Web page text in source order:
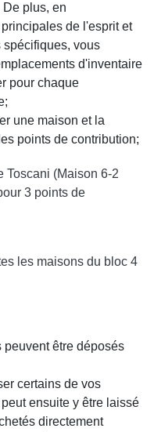
plus, en
de l'esprit et
vous
d'inventaire
pour chaque
une maison et la
points de contribution;
Toscani (Maison 6-2
3 points de
les maisons du bloc 4
peuvent être déposés
certains de vos
ensuite y être laissé
directement